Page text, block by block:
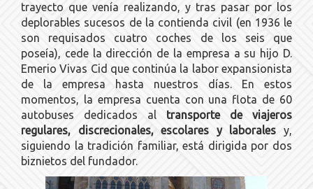
trayecto que venía realizando, y tras pasar por los
deplorables sucesos de la contienda civil (en 1936 le
son requisados cuatro coches de los seis que
poseía), cede la dirección de la empresa a su hijo D.
Emerio Vivas Cid que continúa la labor expansionista
de la empresa hasta nuestros días. En estos
momentos, la empresa cuenta con una flota de 60
autobuses dedicados al transporte de viajeros
regulares, discrecionales, escolares y laborales y,
siguiendo la tradición familiar, está dirigida por dos
biznietos del fundador.